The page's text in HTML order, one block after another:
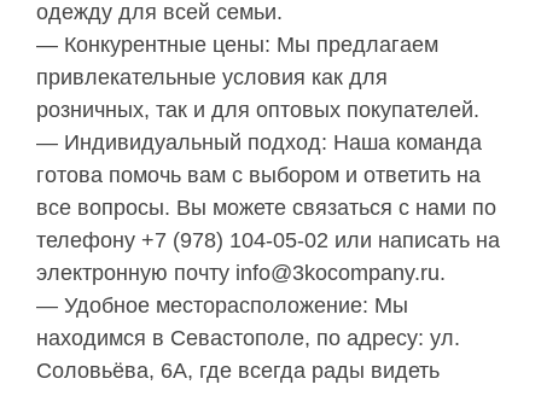
одежду для всей семьи.
— Конкурентные цены: Мы предлагаем
привлекательные условия как для
розничных, так и для оптовых покупателей.
— Индивидуальный подход: Наша команда
готова помочь вам с выбором и ответить на
все вопросы. Вы можете связаться с нами по
телефону +7 (978) 104-05-02 или написать на
электронную почту info@3kocompany.ru.
— Удобное месторасположение: Мы
находимся в Севастополе, по адресу: ул.
Соловьёва, 6А, где всегда рады видеть